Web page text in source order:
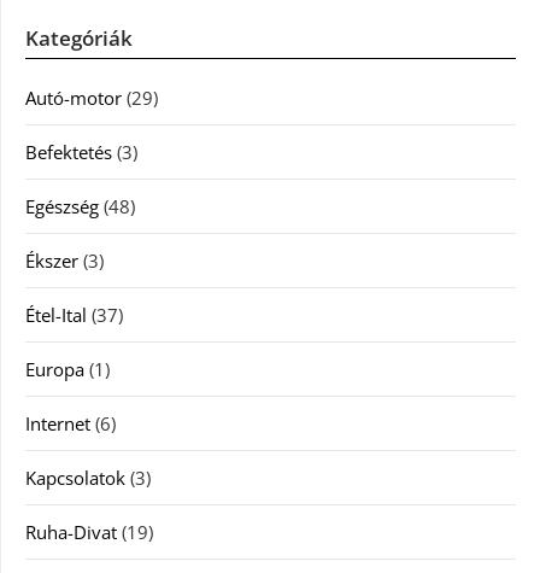
Kategóriák
Autó-motor (29)
Befektetés (3)
Egészség (48)
Ékszer (3)
Étel-Ital (37)
Europa (1)
Internet (6)
Kapcsolatok (3)
Ruha-Divat (19)